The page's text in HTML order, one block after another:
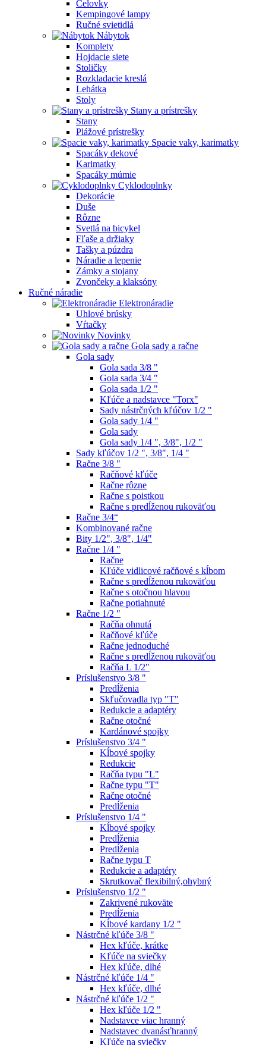
Čelovky
Kempingové lampy
Ručné svietidlá
Nábytok
Komplety
Hojdacie siete
Stoličky
Rozkladacie kreslá
Lehátka
Stoly
Stany a prístrešky
Stany
Plážové prístrešky
Spacie vaky, karimatky
Spacáky dekové
Karimatky
Spacáky múmie
Cyklodoplnky
Dekorácie
Duše
Rôzne
Svetlá na bicykel
Fľaše a držiaky
Tašky a púzdra
Náradie a lepenie
Zámky a stojany
Zvončeky a klaksóny
Ručné náradie
Elektronáradie
Uhlové brúsky
Vŕtačky
Novinky
Gola sady a račne
Gola sady
Gola sada 3/8 "
Gola sada 3/4 "
Gola sada 1/2 "
Kľúče a nadstavce "Torx"
Sady nástrčných kľúčov 1/2 "
Gola sady 1/4 "
Gola sady
Gola sady 1/4 ", 3/8", 1/2 "
Sady kľúčov 1/2 ", 3/8", 1/4 "
Račne 3/8 "
Račňové kľúče
Račne rôzne
Račne s poistkou
Račne s predĺženou rukoväťou
Račne 3/4“
Kombinované račne
Bity 1/2", 3/8", 1/4"
Račne 1/4 "
Račne
Kľúče vidlicové račňové s kĺbom
Račne s predĺženou rukoväťou
Račne s otočnou hlavou
Račne potiahnuté
Račne 1/2 "
Račňa ohnutá
Račňové kľúče
Račne jednoduché
Račne s predĺženou rukoväťou
Račňa L 1/2"
Príslušenstvo 3/8 "
Predĺženia
Skľučovadla typ "T"
Redukcie a adaptéry
Račne otočné
Kardánové spojky
Príslušenstvo 3/4 "
Kĺbové spojky
Redukcie
Račňa typu "L"
Račne typu "T"
Račne otočné
Predĺženia
Príslušenstvo 1/4 "
Kĺbové spojky
Predĺženia
Predĺženia
Račne typu T
Redukcie a adaptéry
Skrutkovač flexibilný,ohybný
Príslušenstvo 1/2 "
Zakrivené rukoväte
Predĺženia
Kĺbové kardany 1/2 "
Nástrčné kľúče 3/8 "
Hex kľúče, krátke
Kľúče na sviečky
Hex kľúče, dlhé
Nástrčné kľúče 1/4 "
Hex kľúče, dlhé
Nástrčné kľúče 1/2 "
Hex kľúče 1/2 "
Nadstavce viac hranný
Nadstavec dvanásťhranný
Kľúče na sviečky